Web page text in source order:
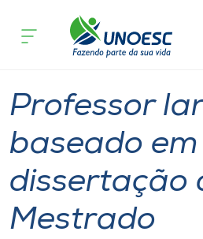
Cursos
Pesquisa
Atendimento ao Estudante
Portal de Ensino
acontece
Professor
baseado em
dissertação
Mestrado